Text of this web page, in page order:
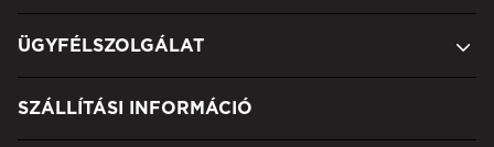
ÜGYFÉLSZOLGÁLAT
SZÁLLÍTÁSI INFORMÁCIÓ